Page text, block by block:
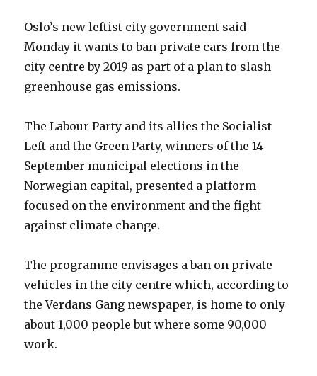
Oslo’s new leftist city government said
Monday it wants to ban private cars from the
city centre by 2019 as part of a plan to slash
greenhouse gas emissions.
The Labour Party and its allies the Socialist
Left and the Green Party, winners of the 14
September municipal elections in the
Norwegian capital, presented a platform
focused on the environment and the fight
against climate change.
The programme envisages a ban on private
vehicles in the city centre which, according to
the Verdans Gang newspaper, is home to only
about 1,000 people but where some 90,000
work.